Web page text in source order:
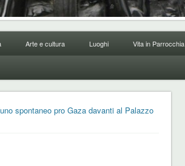
Arte e cultura Luoghi Vita in Parrocchia
spontaneo pro Gaza davanti al Palazzo